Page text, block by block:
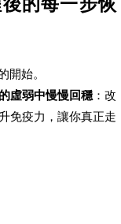
的每一步恢
開始。
虛弱中慢慢回穩：改
免疫力，讓你真正走